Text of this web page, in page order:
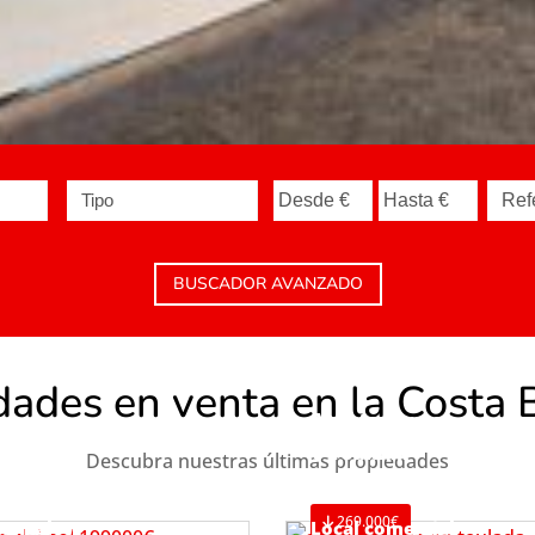
Tipo
BUSCADOR AVANZADO
en venta en la Costa
Descubra nuestras últimas propiedades
Apartamento
Teulada
269.000€
Local comercial